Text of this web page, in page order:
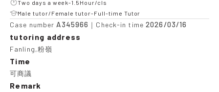
Two days a week-1.5Hour/cls
Male tutor/Female tutor-Full-time Tutor
Case number A345966 ｜Check-in time2026/03/16
tutoring address
Fanling,粉嶺
Time
可商議
Remark